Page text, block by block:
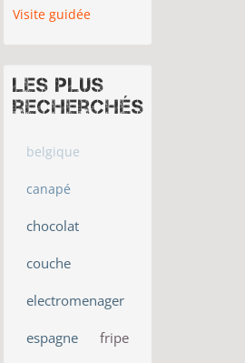
Visite guidée
Les plus
recherchés
belgique
canapé
chocolat
couche
electromenager
espagne fripe